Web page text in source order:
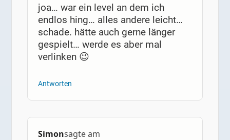
joa… war ein level an dem ich
endlos hing… alles andere leicht…
schade. hätte auch gerne länger
gespielt… werde es aber mal
verlinken 😉
Antworten
Simonsagte am